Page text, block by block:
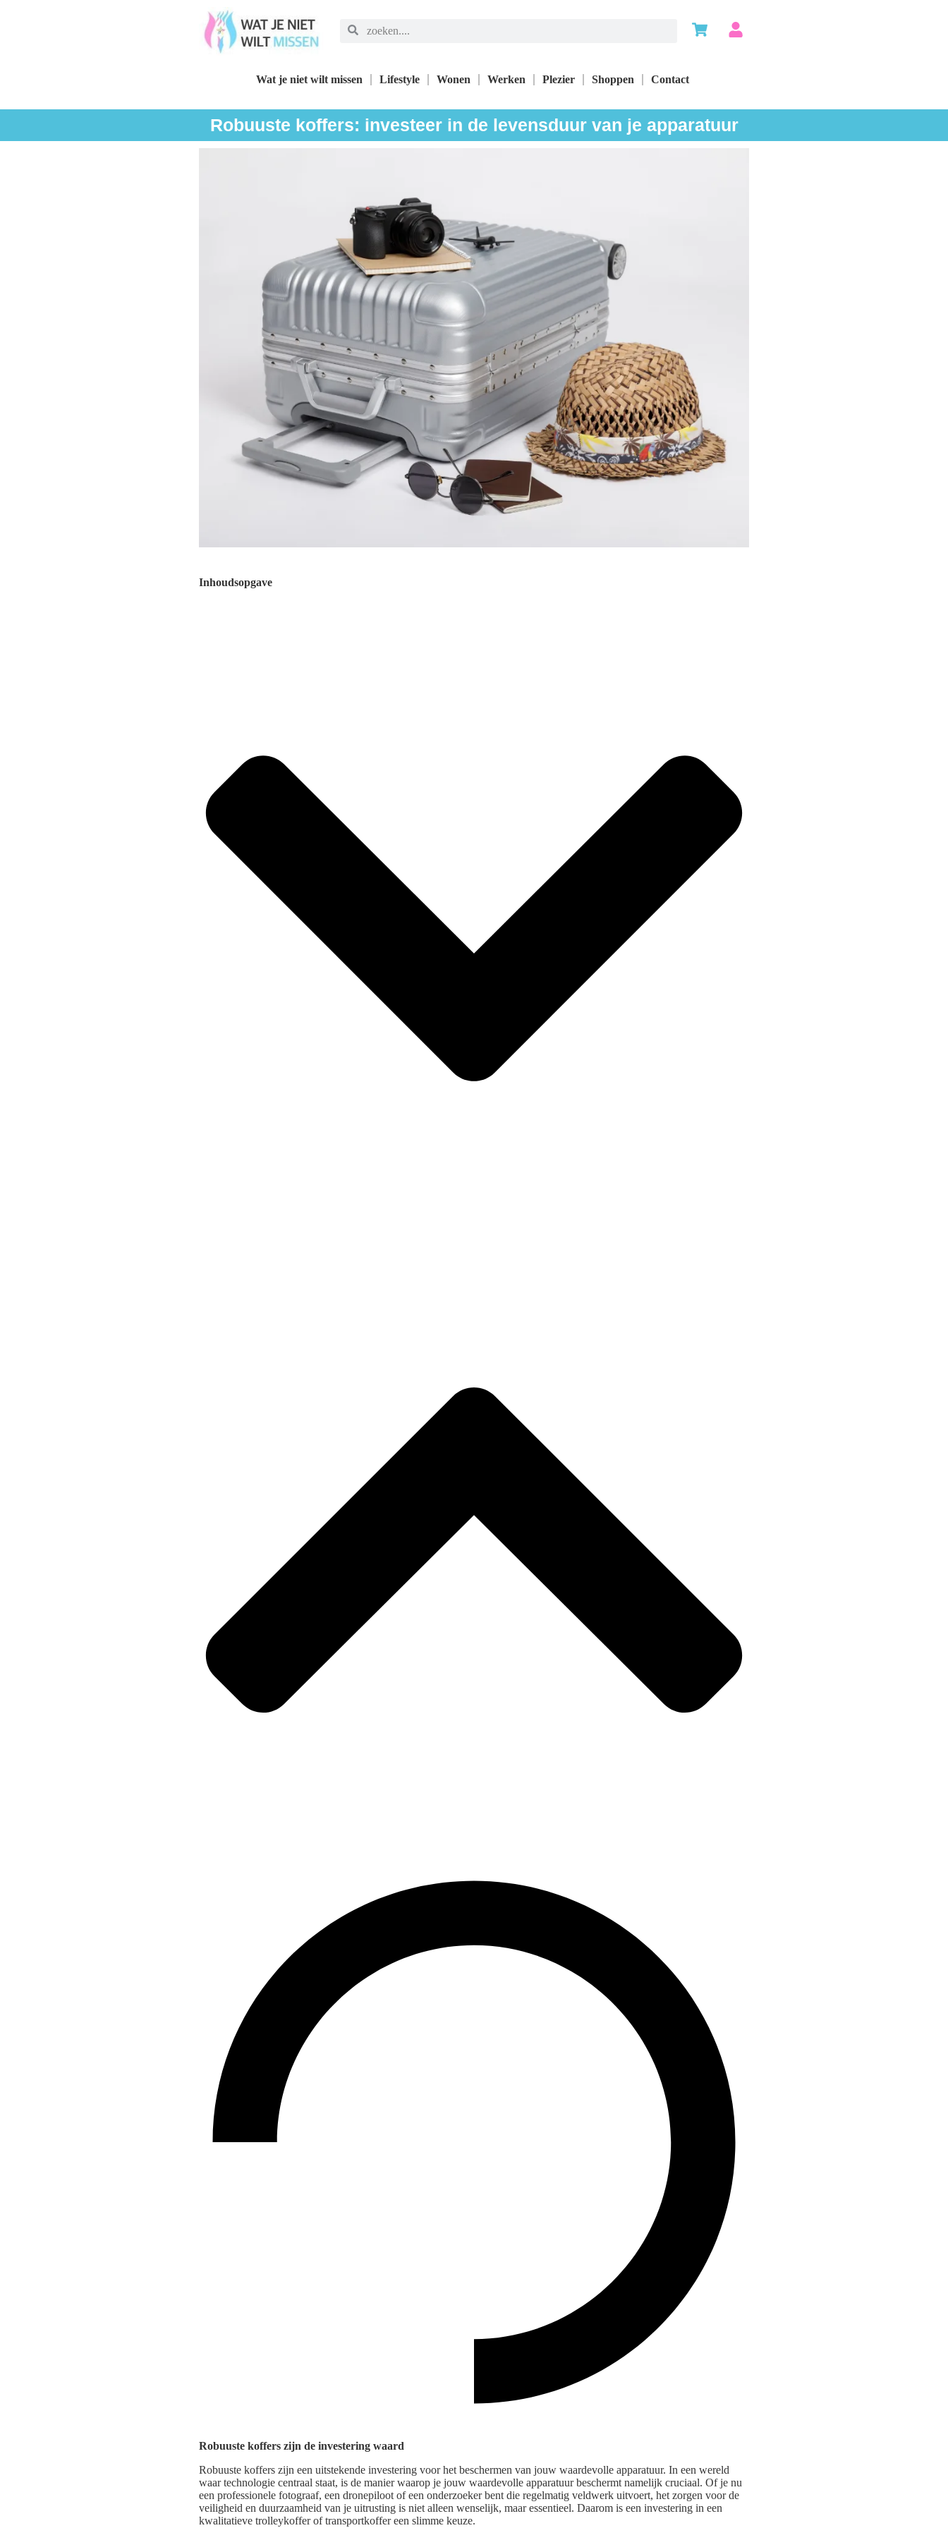
Wat je niet wilt missen Lifestyle Wonen Werken Plezier Shoppen Contact
Robuuste koffers: investeer in de levensduur van je apparatuur
Inhoudsopgave
Robuuste koffers zijn de investering waard
Robuuste koffers zijn een uitstekende investering voor het beschermen van jouw waardevolle apparatuur. In een wereld
waar technologie centraal staat, is de manier waarop je jouw waardevolle apparatuur beschermt namelijk cruciaal. Of je nu
een professionele fotograaf, een dronepiloot of een onderzoeker bent die regelmatig veldwerk uitvoert, het zorgen voor de
veiligheid en duurzaamheid van je uitrusting is niet alleen wenselijk, maar essentieel. Daarom is een investering in een
kwalitatieve trolleykoffer of transportkoffer een slimme keuze.